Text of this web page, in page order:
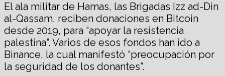
El ala militar de Hamas, las Brigadas Izz ad-Din
al-Qassam, reciben donaciones en Bitcoin
desde 2019, para “apoyar la resistencia
palestina“. Varios de esos fondos han ido a
Binance, la cual manifestó “preocupación por
la seguridad de los donantes”.